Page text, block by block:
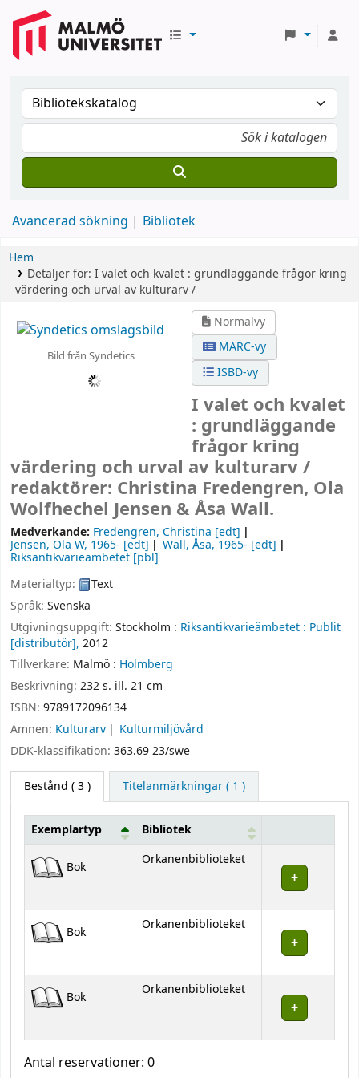
Avancerad sökning Bibliotek
Hem
Detaljer för: I valet och kvalet : grundläggande frågor kring
värdering och urval av kulturarv /
Bild från Syndetics
Normalvy
MARC-vy
ISBD-vy
I valet och kvalet
: grundläggande
frågor kring
värdering och urval av kulturarv /
redaktörer: Christina Fredengren, Ola
Wolfhechel Jensen & Åsa Wall.
Medverkande: Fredengren, Christina [edt]
Jensen, Ola W, 1965- [edt] Wall, Åsa, 1965- [edt]
Riksantikvarieämbetet [pbl]
Materialtyp:
Text
Språk: Svenska
Utgivningsuppgift: Stockholm : Riksantikvarieämbetet : Publit
[distributör], 2012
Tillverkare: Malmö : Holmberg
Beskrivning: 232 s. ill. 21 cm
ISBN: 9789172096134
Ämnen: Kulturarv
Kulturmiljövård
DDK-klassifikation: 363.69 23/swe
Bestånd ( 3 ) Titelanmärkningar ( 1 )
Bestånd
Exemplartyp Bibliotek
Bok Orkanenbiblioteket
Bok Orkanenbiblioteket
Bok Orkanenbiblioteket
Antal reservationer: 0